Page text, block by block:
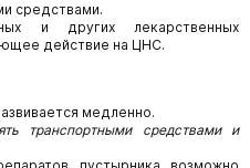
средствами.
и других лекарственных
действие на ЦНС.
медленно.
транспортными средствами и